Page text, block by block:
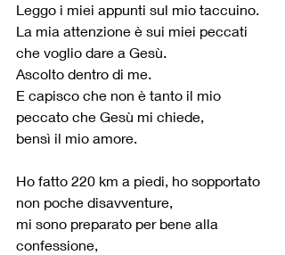
Leggo i miei appunti sul mio taccuino.
La mia attenzione è sui miei peccati
che voglio dare a Gesù.
Ascolto dentro di me.
E capisco che non è tanto il mio
peccato che Gesù mi chiede,
bensì il mio amore.
Ho fatto 220 km a piedi, ho sopportato
non poche disavventure,
mi sono preparato per bene alla
confessione,